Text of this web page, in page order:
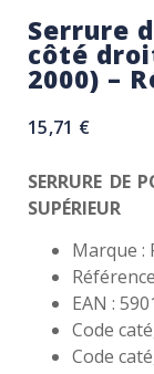
Serrure
côté
2000) –
15,71 €
SERRURE DE
SUPÉRIEUR
Marque :
EAN :
Code
Code